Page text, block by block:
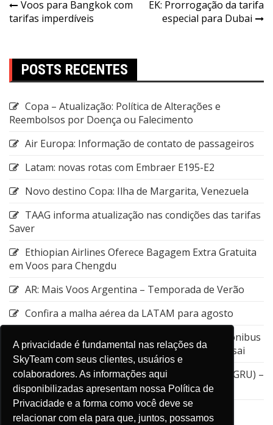
A privacidade é fundamental nas relações da
SkyTeam com seus clientes, usuários e
colaboradores. As informações aqui
disponibilizadas apresentam nossa Política de
Privacidade e a forma como você deve se
relacionar com ela para que, juntos, possamos
Voos para Bangkok com
tarifas imperdíveis
EK: Prorrogação da tarifa
especial para Dubai
POSTS RECENTES
Copa – Atualização: Política de Alterações e
Reembolsos por Doença ou Falecimento
Air Europa: Informação de contato de passageiros
Latam: novas rotas com Embraer E195-E2
Novo destino Copa: Ilha de Margarita, Venezuela
TAAG informa atualização nas condições das tarifas
Saver
Ethiopian Airlines Oferece Bagagem Extra Gratuita
em Voos para Chengdu
AR: Mais Voos Argentina – Temporada de Verão
Confira a malha aérea da LATAM para agosto
Emirates: Alteração do local de embarque do ônibus
entre a Estação de Nagoya e o Aeroporto de Kansai
GOL: Cancelamento da rota entre Guarulhos (GRU) –
Aruba (AUA)